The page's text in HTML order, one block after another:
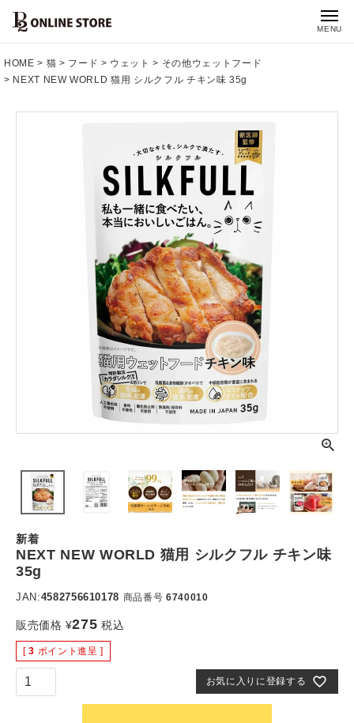
MENU
HOME 猫 フード ウェット
その他ウェットフード
NEXT NEW WORLD 猫用 シルクフル チキン味 35g
新着
NEXT NEW WORLD 猫用 シルクフル チキン味
35g
JAN:4582756610178 商品番号 6740010
販売価格 ¥275 税込
[ 3 ポイント進呈 ]
お気に入りに登録する